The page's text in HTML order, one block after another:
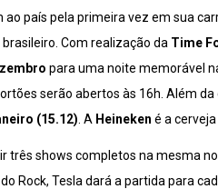
ao país pela primeira vez em sua
Com realização da Time
para uma noite memorável
serão abertos às 16h. Além
(15.12) . A Heineken é a
três shows completos na mesma
Rock, Tesla dará a partida para